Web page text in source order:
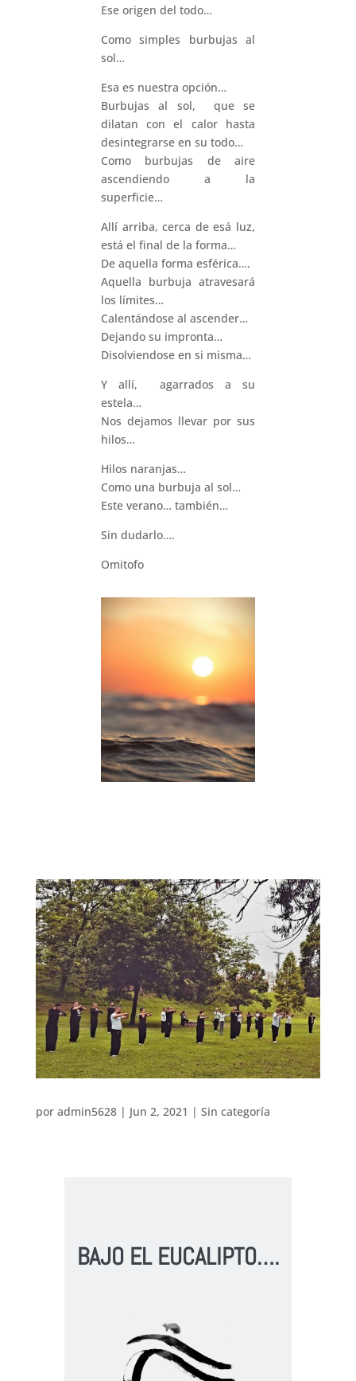
Ese origen del todo…
Como simples burbujas al
sol…
Esa es nuestra opción…
Burbujas al sol, que se
dilatan con el calor hasta
desintegrarse en su todo…
Como burbujas de aire
ascendiendo a la
superficie…
Allí arriba, cerca de esá luz,
está el final de la forma…
De aquella forma esférica….
Aquella burbuja atravesará
los límites…
Calentándose al ascender…
Dejando su impronta…
Disolviendose en si misma…
Y allí, agarrados a su
estela…
Nos dejamos llevar por sus
hilos…
Hilos naranjas…
Como una burbuja al sol…
Este verano… también…
Sin dudarlo….
Omitofo
por admin5628| Jun 2, 2021 | Sin categoría
BAJO EL EUCALIPTO….